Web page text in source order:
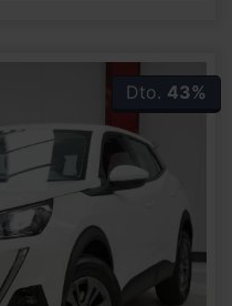
Dto. 43%